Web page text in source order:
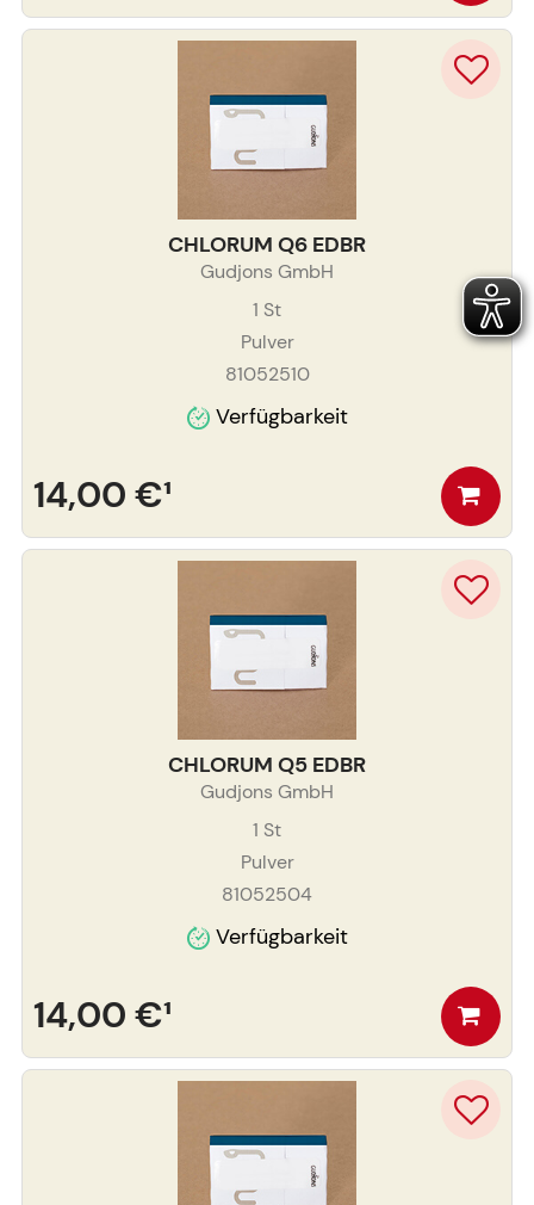
CHLORUM Q6 EDBR
Gudjons GmbH
1 St
Pulver
81052510
Verfügbarkeit
14,00 €¹
CHLORUM Q5 EDBR
Gudjons GmbH
1 St
Pulver
81052504
Verfügbarkeit
14,00 €¹